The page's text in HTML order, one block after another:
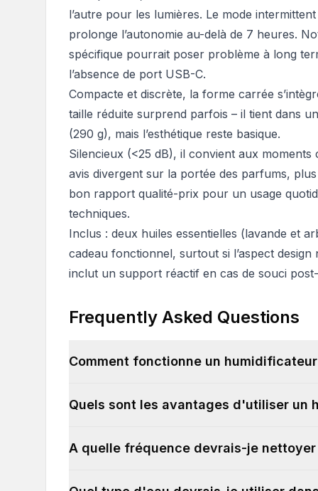
l’autre pour les lumières. Le mode
prolonge l’autonomie au-delà de 7 heures.
spécifique pourrait poser problème à long
l’absence de port USB-C.
Compacte et discrète, la forme carrée
taille réduite surprend parfois – il tient dans
(290 g), mais l’esthétique reste basique.
Silencieux (<25 dB), il convient aux
avis divergent sur la portée des parfums,
bon rapport qualité-prix pour un usage
techniques.
Inclus : deux huiles essentielles (lavande et
cadeau fonctionnel, surtout si l’aspect design
inclut un support réactif en cas de souci
Frequently Asked Questions
Comment fonctionne un
Quels sont les avantages d'utiliser un
A quelle fréquence devrais-je